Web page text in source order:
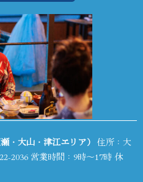
・大山・津江エリア） 住所：大
2036 営業時間：9時～17時 休